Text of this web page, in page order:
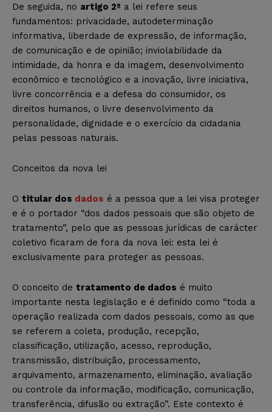
De seguida, no artigo 2º a lei refere seus
fundamentos: privacidade, autodeterminação
informativa, liberdade de expressão, de informação,
de comunicação e de opinião; inviolabilidade da
intimidade, da honra e da imagem, desenvolvimento
econômico e tecnológico e a inovação, livre iniciativa,
livre concorrência e a defesa do consumidor, os
direitos humanos, o livre desenvolvimento da
personalidade, dignidade e o exercício da cidadania
pelas pessoas naturais.
Conceitos da nova lei
O titular dos dados é a pessoa que a lei visa proteger
e é o portador “dos dados pessoais que são objeto de
tratamento”, pelo que as pessoas jurídicas de carácter
coletivo ficaram de fora da nova lei: esta lei é
exclusivamente para proteger as pessoas.
O conceito de tratamento de dados é muito
importante nesta legislação e é definido como “toda a
operação realizada com dados pessoais, como as que
se referem a coleta, produção, recepção,
classificação, utilização, acesso, reprodução,
transmissão, distribuição, processamento,
arquivamento, armazenamento, eliminação, avaliação
ou controle da informação, modificação, comunicação,
transferência, difusão ou extração”. Este contexto é